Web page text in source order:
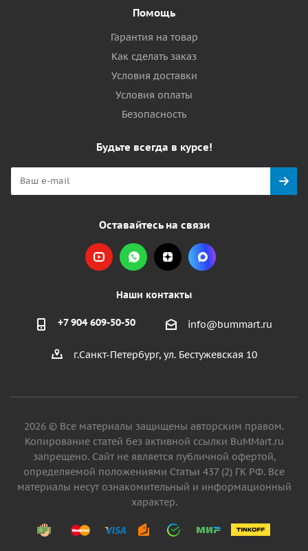
Помощь
Гарантия на товар
Как сделать заказ
Условия доставки
Условия оплаты
Безопасность
Будьте всегда в курсе!
Оставайтесь на связи
Наши контакты
+7 904 609-50-50 info@bummart.ru
г.Санкт-Петербург, ул. Бестужевская 10
2026 © Все материалы защищены авторским правом.
Копирование статей без активной ссылки BuMMart.ru
запрещено. Сайт не является публичной офертой,
определяемой положениями Статьи 437 (2) ГК РФ. Все
материалы несут ознакомительный и информационный
характер.